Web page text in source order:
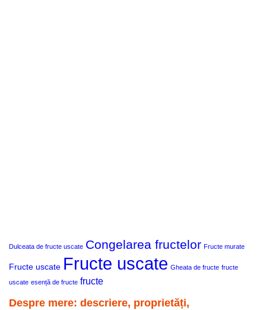
Dulceata de fructe uscate Congelarea fructelor Fructe murate
Fructe uscate Fructe uscate Gheata de fructe fructe
uscate esență de fructe fructe
Despre mere: descriere, proprietăți,